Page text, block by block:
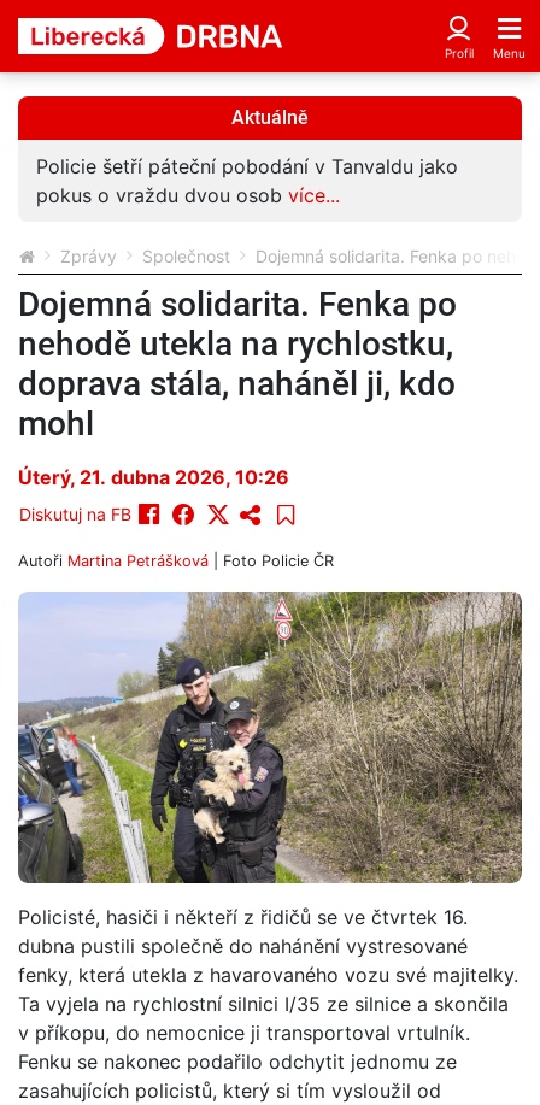
Aktuálně
Policie šetří páteční pobodání v Tanvaldu jako
pokus o vraždu dvou osob více...
Zprávy Společnost Dojemná solidarita. Fenka po
Dojemná solidarita. Fenka po
nehodě utekla na rychlostku,
doprava stála, naháněl ji, kdo
mohl
Úterý, 21. dubna 2026, 10:26
Diskutuj na FB
Autoři Martina Petrášková | Foto Policie ČR
Policisté, hasiči i někteří z řidičů se ve čtvrtek 16.
dubna pustili společně do nahánění vystresované
fenky, která utekla z havarovaného vozu své majitelky.
Ta vyjela na rychlostní silnici I/35 ze silnice a skončila
v příkopu, do nemocnice ji transportoval vrtulník.
Fenku se nakonec podařilo odchytit jednomu ze
zasahujících policistů, který si tím vysloužil od